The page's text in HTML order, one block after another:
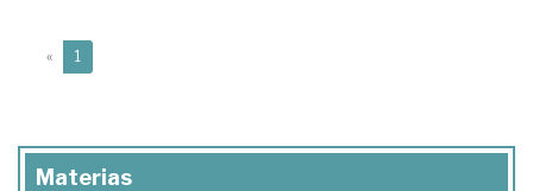
« 1
Materias